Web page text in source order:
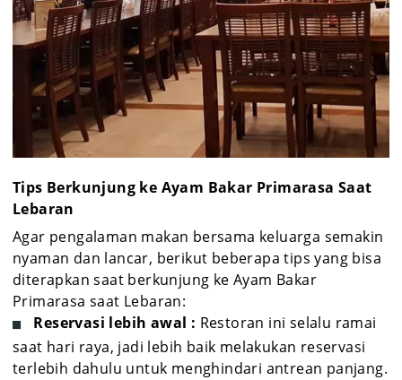
Tips Berkunjung ke Ayam Bakar Primarasa Saat
Lebaran
Agar pengalaman makan bersama keluarga semakin
nyaman dan lancar, berikut beberapa tips yang bisa
diterapkan saat berkunjung ke Ayam Bakar
Primarasa saat Lebaran:
Reservasi lebih awal : Restoran ini selalu ramai
saat hari raya, jadi lebih baik melakukan reservasi
terlebih dahulu untuk menghindari antrean panjang.